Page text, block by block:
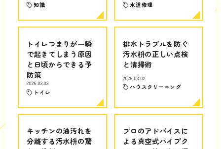
知識 水道修理
トイレつまりが一瞬
で起きてしまう原因
と日頃からできる予
防策
2026.03.03
トイレ
排水トラブルを防ぐ
汚水枡の正しい点検
と清掃術
2026.03.02
ハウスクリーニング
キッチンの油汚れを
分離する汚水枡の驚
プロのアドバイスに
よる真空式パイプク